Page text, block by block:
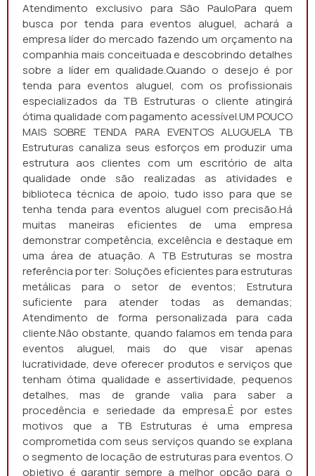
Atendimento exclusivo para São PauloPara quem
busca por tenda para eventos aluguel, achará a
empresa líder do mercado fazendo um orçamento na
companhia mais conceituada e descobrindo detalhes
sobre a líder em qualidade.Quando o desejo é por
tenda para eventos aluguel, com os profissionais
especializados da TB Estruturas o cliente atingirá
ótima qualidade com pagamento acessível.UM POUCO
MAIS SOBRE TENDA PARA EVENTOS ALUGUELA TB
Estruturas canaliza seus esforços em produzir uma
estrutura aos clientes com um escritório de alta
qualidade onde são realizadas as atividades e
biblioteca técnica de apoio, tudo isso para que se
tenha tenda para eventos aluguel com precisão.Há
muitas maneiras eficientes de uma empresa
demonstrar competência, excelência e destaque em
uma área de atuação. A TB Estruturas se mostra
referência por ter: Soluções eficientes para estruturas
metálicas para o setor de eventos; Estrutura
suficiente para atender todas as demandas;
Atendimento de forma personalizada para cada
cliente.Não obstante, quando falamos em tenda para
eventos aluguel, mais do que visar apenas
lucratividade, deve oferecer produtos e serviços que
tenham ótima qualidade e assertividade, pequenos
detalhes, mas de grande valia para saber a
procedência e seriedade da empresa.É por estes
motivos que a TB Estruturas é uma empresa
comprometida com seus serviços quando se explana
o segmento de locação de estruturas para eventos. O
objetivo é garantir sempre a melhor opção para o